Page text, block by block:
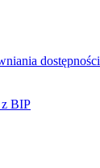
dostępności
z BIP